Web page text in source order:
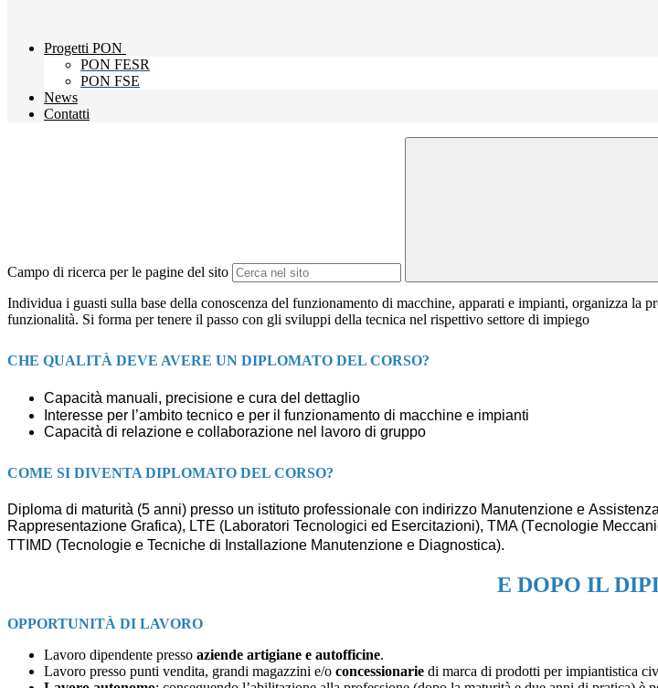
Progetti PON
PON FESR
PON FSE
News
Contatti
Campo di ricerca per le pagine del sito
Individua i guasti sulla base della conoscenza del funzionamento di macchine, apparati e impianti, organizza la
funzionalità. Si forma per tenere il passo con gli sviluppi della tecnica nel rispettivo settore di impiego
CHE QUALITÀ DEVE AVERE UN DIPLOMATO DEL CORSO?
Capacità manuali, precisione e cura del dettaglio
Interesse per l’ambito tecnico e per il funzionamento di macchine e impianti
Capacità di relazione e collaborazione nel lavoro di gruppo
COME SI DIVENTA DIPLOMATO DEL CORSO?
Diploma di maturità (5 anni) presso un istituto professionale con indirizzo Manutenzione e Assistenza
Rappresentazione Grafica), LTE (Laboratori Tecnologici ed Esercitazioni), TMA (Tecnologie M
TTIM D (Tecnologie e Tecniche di I nstallazione Manutenzione e Diagnostica).
E DOPO IL
OPPORTUNITÀ DI LAVORO
Lavoro dipendente presso aziende artigiane e autofficine.
Lavoro presso punti vendita, grandi magazzini e/o concessionarie di marca di prodotti per impiantistica